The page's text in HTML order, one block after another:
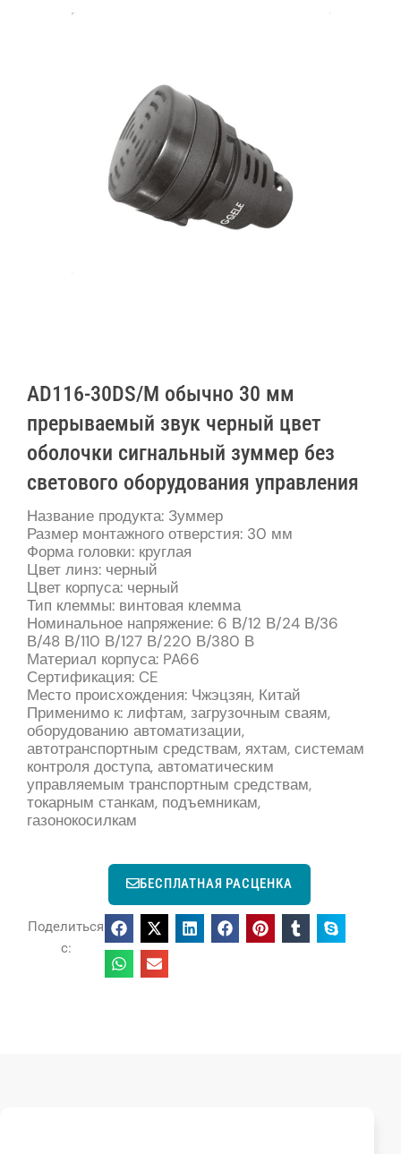
AD116-30DS/M обычно 30 мм
прерываемый звук черный цвет
оболочки сигнальный зуммер без
светового оборудования управления
Название продукта: Зуммер
Размер монтажного отверстия: 30 мм
Форма головки: круглая
Цвет линз: черный
Цвет корпуса: черный
Тип клеммы: винтовая клемма
Номинальное напряжение: 6 В/12 В/24 В/36
В/48 В/110 В/127 В/220 В/380 В
Материал корпуса: PA66
Сертификация: CE
Место происхождения: Чжэцзян, Китай
Применимо к: лифтам, загрузочным сваям,
оборудованию автоматизации,
автотранспортным средствам, яхтам, системам
контроля доступа, автоматическим
управляемым транспортным средствам,
токарным станкам, подъемникам,
газонокосилкам
БЕСПЛАТНАЯ РАСЦЕНКА
Поделиться
с: